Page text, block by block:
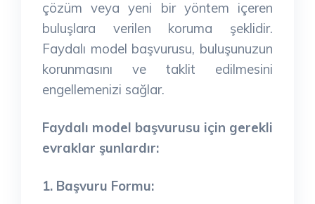
çözüm veya yeni bir yöntem içeren
buluşlara verilen koruma şeklidir.
Faydalı model başvurusu, buluşunuzun
korunmasını ve taklit edilmesini
engellemenizi sağlar.
Faydalı model başvurusu için gerekli
evraklar şunlardır:
1. Başvuru Formu: